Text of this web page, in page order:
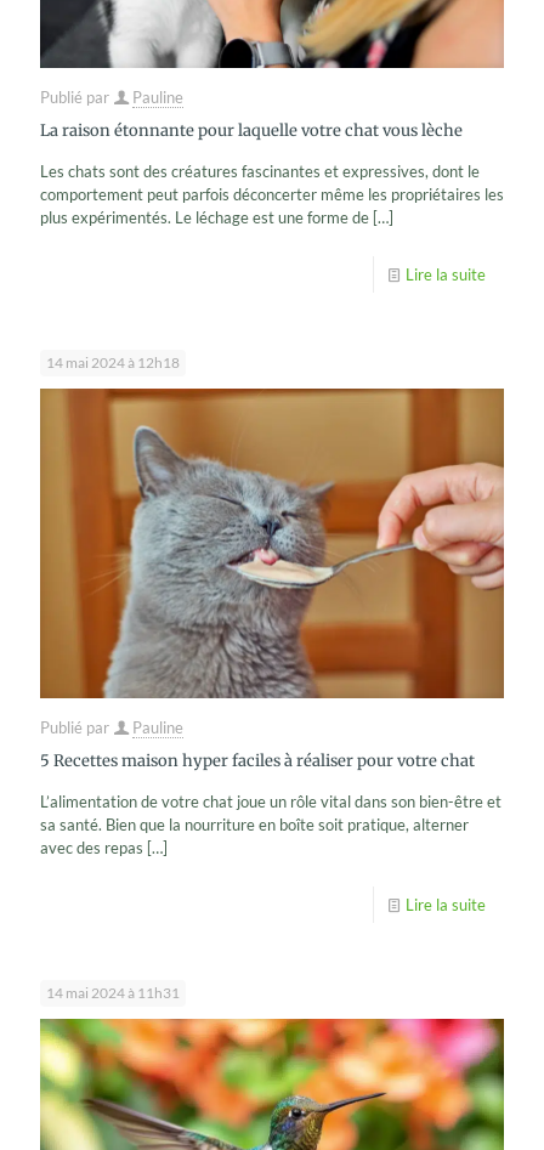
Publié par Pauline
La raison étonnante pour laquelle votre chat vous lèche
Les chats sont des créatures fascinantes et expressives, dont le
comportement peut parfois déconcerter même les propriétaires les
plus expérimentés. Le léchage est une forme de […]
Lire la suite
14 mai 2024 à 12h18
Publié par Pauline
5 Recettes maison hyper faciles à réaliser pour votre chat
L’alimentation de votre chat joue un rôle vital dans son bien-être et
sa santé. Bien que la nourriture en boîte soit pratique, alterner
avec des repas […]
Lire la suite
14 mai 2024 à 11h31